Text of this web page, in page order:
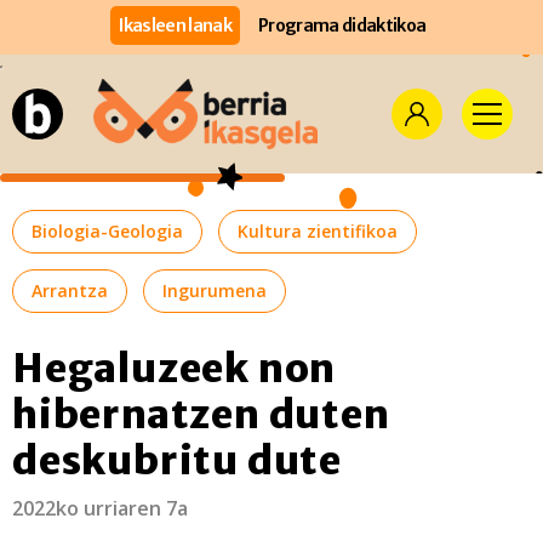
Ikasleen lanak Programa didaktikoa
Biologia-Geologia Kultura zientifikoa
Arrantza Ingurumena
Hegaluzeek non
hibernatzen duten
deskubritu dute
2022ko urriaren 7a